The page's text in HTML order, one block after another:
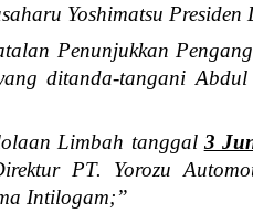
Yoshimatsu Presiden
Penunjukkan
ditanda-tangani
Limbah tanggal 3
PT. Yorozu
Intilogam;”